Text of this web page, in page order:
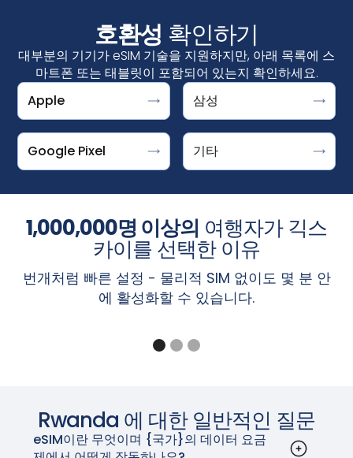
iPhone
iPhone XS, iPhone XS Max, iPhone XR 및 이후 버
전
다. 홍콩 및 마카오에서는 일부 iPhone 모델에 eSIM이 제공
됩니다.
설정 > 셀룰러화면에서 'eSIM 추가 ' 옵션이 표시되
면 iPhone이 eSIM을 지원하는 것입니다.
참고: 설정 > 일반 > 정보 화면의 '이동 통신사 잠금' 섹션에
iPad Pro 12.9인치(3~6세대) Wi-Fi + 셀룰러
iPad Pro 11인치(M4) Wi-Fi + 셀룰러*
iPad Pro 11인치(1~4세대) Wi-Fi + 셀룰러
설정 > 연결 > SIM 관리자↪f_200D↩
↪f_200D↩에서 "eSIM 추가"가 표시되면 기기가 eSIM을 지
원하는 것입니다.
갤럭시 S25/S25+/S25 울트라, 갤럭시
울트라, 갤럭시 S21/S21+/S21 울트라, 갤럭시
S20/S20+/S20 울트라, 갤럭시 S20/S20+/S20 울
갤럭시 Z 폴드7 / 플립7, 갤럭시 Z 폴드6 / 플립6,
갤럭시 Z 폴드5 / Z 플립5, 갤럭시 Z 폴드4 / 플립
4, 갤럭시 Z 폴드3 / 플립3, 갤럭시 Z 폴드2, 갤럭시
갤럭시 노트20 / 노트20 울트라
갤럭시 탭 S10+/S10 울트라, 갤럭시 탭 S9/S9+/S9
울트라, 갤럭시 탭 S9 FE/S9 FE+, 갤럭시 탭 액티브
"Download a SIM instead?"라는 메시지가 표시되면
Google Pixel은 eSIM을 사용할 수 있는 기기입니다. 설정 >
네트워크 및 인터넷 > SIM +를 탭한 후 옵션을 선택하세요.
Pixel 8, 8a, 8 Pro
Pixel 7, 7a, 7 Pro
Pixel Fold
Pixel 6, 6a, 6 Pro
Pixel 5, 5a
의 Pixel 3a는 eSIM과 호환되지 않습니다.)
음).
Pixel 2, Pixel 2 XL(Google Fi 서비스로 구매한 휴
DOOGEE V30 지원 ESIM
Fairphone 4
Honor Magic 4 Pro
‍MicrosoftSurface Pro X
Planet Cosmo Communicator
Planet Gemini PDA - 4G+WiFi
Rakuten Mini, 빅, 빅-S, 핸드, 핸드 5G
Sharp Aquos Sense6s, Aquos Wish
Sony Xperia 1 IV, Xperia 10 III Lite, Xperia 10 IV
호환성 확인하기
대부분의 기기가 eSIM 기술을 지원하지만, 아래 목록에 스
마트폰 또는 태블릿이 포함되어 있는지 확인하세요.
Apple
삼성
Google Pixel 기타
1,000,000명 이상의 여행자가 긱스
카이를 선택한 이유
번개처럼 빠른 설정 - 물리적 SIM 없이도 몇 분 안
에 활성화할 수 있습니다.
Rwanda 에 대한 일반적인 질문
eSIM이란 무엇이며 {국가}의 데이터 요금